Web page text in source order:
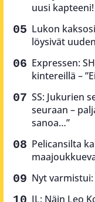
uusi kapteeni!
Lukon
löysivät
Expressen:
kintereillä –
SS: Jukurien
seuraan –
sanoa…”
Pelicansilta
Nyt
IL: Näin Leo